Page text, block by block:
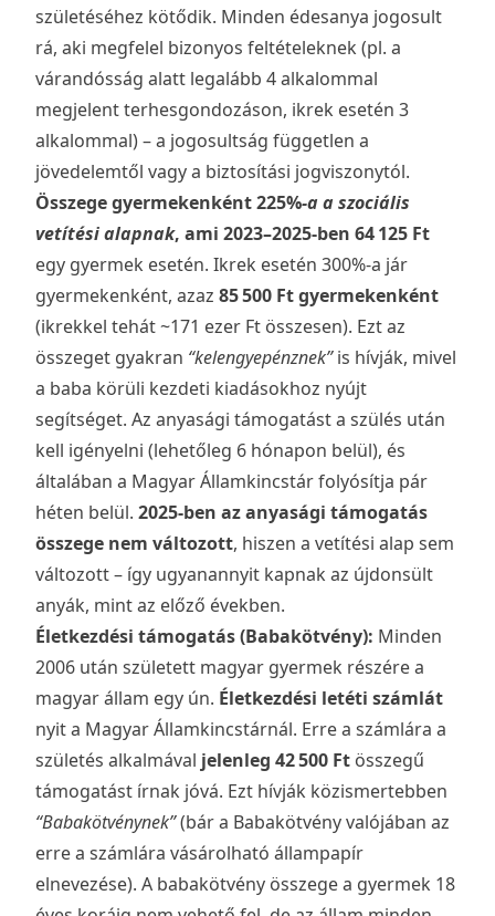
születéséhez kötődik. Minden édesanya jogosult
rá, aki megfelel bizonyos feltételeknek (pl. a
várandósság alatt legalább 4 alkalommal
megjelent terhesgondozáson, ikrek esetén 3
alkalommal) – a jogosultság független a
jövedelemtől vagy a biztosítási jogviszonytól.
Összege gyermekenként 225%-a a szociális
vetítési alapnak, ami 2023–2025-ben 64 125 Ft
egy gyermek esetén. Ikrek esetén 300%-a jár
gyermekenként, azaz 85 500 Ft gyermekenként
(ikrekkel tehát ~171 ezer Ft összesen). Ezt az
összeget gyakran “kelengyepénznek”is hívják, mivel
a baba körüli kezdeti kiadásokhoz nyújt
segítséget. Az anyasági támogatást a szülés után
kell igényelni (lehetőleg 6 hónapon belül), és
általában a Magyar Államkincstár folyósítja pár
héten belül. 2025-ben az anyasági támogatás
összege nem változott, hiszen a vetítési alap sem
változott – így ugyanannyit kapnak az újdonsült
anyák, mint az előző években.
Életkezdési támogatás (Babakötvény): Minden
2006 után született magyar gyermek részére a
magyar állam egy ún. Életkezdési letéti számlát
nyit a Magyar Államkincstárnál. Erre a számlára a
születés alkalmával jelenleg 42 500 Ft összegű
támogatást írnak jóvá. Ezt hívják közismertebben
“Babakötvénynek”(bár a Babakötvény valójában az
erre a számlára vásárolható állampapír
elnevezése). A babakötvény összege a gyermek 18